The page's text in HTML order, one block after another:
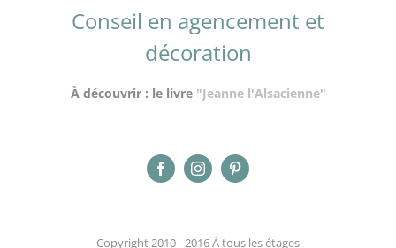
Conseil en agencement et
décoration
À découvrir : le livre "Jeanne l'Alsacienne"
Copyright 2010 - 2016 À tous les étages